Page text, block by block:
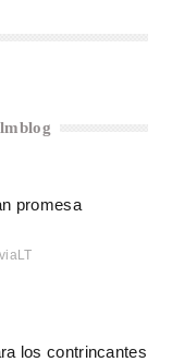
promesa
los contrincantes